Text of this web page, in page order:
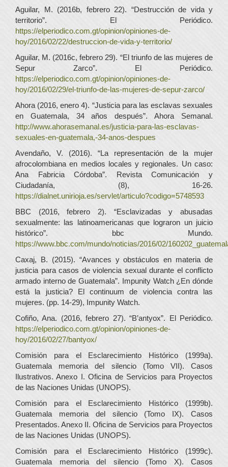
Aguilar, M. (2016b, febrero 22). “Destrucción de vida y
territorio”. El Periódico.
https://elperiodico.com.gt/opinion/opiniones-de-
hoy/2016/02/22/destruccion-de-vida-y-territorio/
Aguilar, M. (2016c, febrero 29). “El triunfo de las mujeres de
Sepur Zarco”. El Periódico.
https://elperiodico.com.gt/opinion/opiniones-de-
hoy/2016/02/29/el-triunfo-de-las-mujeres-de-sepur-zarco/
Ahora (2016, enero 4). “Justicia para las esclavas sexuales
en Guatemala, 34 años después”. Ahora Semanal.
http://www.ahorasemanal.es/justicia-para-las-esclavas-
sexuales-en-guatemala,-34-anos-despues
Avendaño, V. (2016). “La representación de la mujer
afrocolombiana en medios locales y regionales. Un caso:
Ana Fabricia Córdoba”. Revista Comunicación y
Ciudadanía, (8), 16-26.
https://dialnet.unirioja.es/servlet/articulo?codigo=5748593
BBC (2016, febrero 2). “Esclavizadas y abusadas
sexualmente: las latinoamericanas que lograron un juicio
histórico”. bbc Mundo.
https://www.bbc.com/mundo/noticias/2016/02/
Caxaj, B. (2015). “Avances y obstáculos en materia de
justicia para casos de violencia sexual durante el conflicto
armado interno de Guatemala”. Impunity Watch ¿En dónde
está la justicia? El continuum de violencia contra las
mujeres. (pp. 14-29), Impunity Watch.
Cofiño, Ana. (2016, febrero 27). “B’antyox”. El Periódico.
https://elperiodico.com.gt/opinion/opiniones-de-
hoy/2016/02/27/bantyox/
Comisión para el Esclarecimiento Histórico (1999a).
Guatemala memoria del silencio (Tomo VII). Casos
Ilustrativos. Anexo I. Oficina de Servicios para Proyectos
de las Naciones Unidas (UNOPS).
Comisión para el Esclarecimiento Histórico (1999b).
Guatemala memoria del silencio (Tomo IX). Casos
Presentados. Anexo II. Oficina de Servicios para Proyectos
de las Naciones Unidas (UNOPS).
Comisión para el Esclarecimiento Histórico (1999c).
Guatemala memoria del silencio (Tomo X). Casos